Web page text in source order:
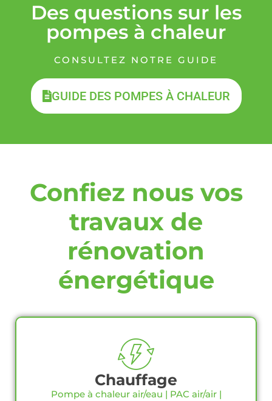
Des questions sur les
pompes à chaleur
CONSULTEZ NOTRE GUIDE
GUIDE DES POMPES À CHALEUR
Confiez nous vos
travaux de
rénovation
énergétique
Chauffage
Pompe à chaleur air/eau | PAC air/air |